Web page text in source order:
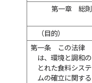
第一章 総則
（目的）
第一条
この法律
は、環境と調和の
とれた食料システ
ムの確立に関する